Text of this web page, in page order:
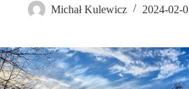
Michał Kulewicz 2024-02-